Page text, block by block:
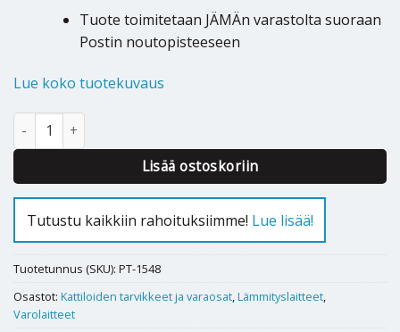
Tuote toimitetaan JÄMÄn varastolta suoraan
Postin noutopisteeseen
Lue koko tuotekuvaus
Puukattilan terminen varolaite Jämä SYR 5067 (Kattilassa ei
Lisää ostoskoriin
Tutustu kaikkiin rahoituksiimme! Lue lisää!
Tuotetunnus (SKU): PT-1548
Osastot: Kattiloiden tarvikkeet ja varaosat,Lämmityslaitteet,
Varolaitteet